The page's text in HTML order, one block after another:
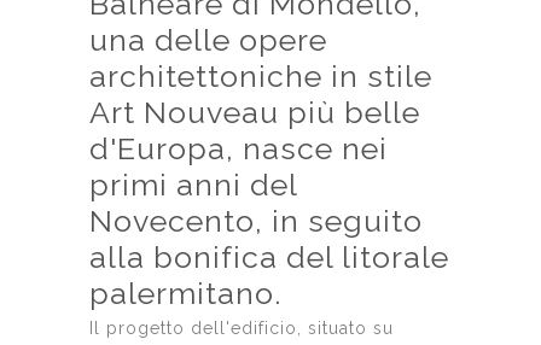
una delle opere
architettoniche in stile
Art Nouveau più belle
d'Europa, nasce nei
primi anni del
Novecento, in seguito
alla bonifica del litorale
palermitano.
Il progetto dell'edificio, situato su